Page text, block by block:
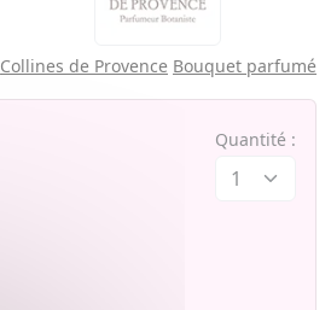
Collines de Provence Bouquet parfumé
Quantité :